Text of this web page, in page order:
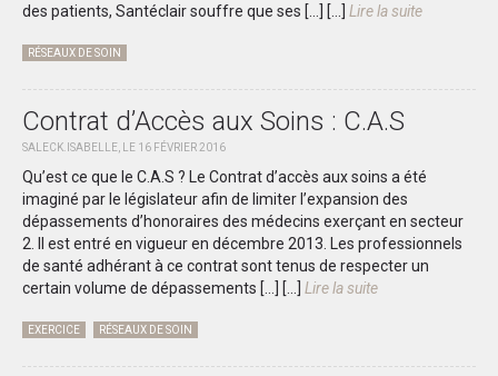
des patients, Santéclair souffre que ses […]
[...] Lire la suite
RÉSEAUX DE SOIN
Contrat d’Accès aux Soins : C.A.S
SALECK.ISABELLE, LE 16 FÉVRIER 2016
Qu’est ce que le C.A.S ? Le Contrat d’accès aux soins a été
imaginé par le législateur afin de limiter l’expansion des
dépassements d’honoraires des médecins exerçant en secteur
2. Il est entré en vigueur en décembre 2013. Les professionnels
de santé adhérant à ce contrat sont tenus de respecter un
certain volume de dépassements […]
[...] Lire la suite
EXERCICE RÉSEAUX DE SOIN